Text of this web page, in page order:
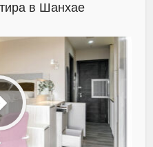
в Шанхае